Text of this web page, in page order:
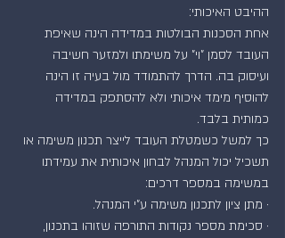
ההיבט האיכותי:
אחת הסכנות הבולטות במדידה הינה שאיפת
העובד לסמן "וי" על משימתו ולמזער חשיבה
ועיסוק בה. הדרך להתמודד מול בעיה זו הינה
להוסיף מימד איכותי ולא להסתפק במדידה
כמותית בלבד.
כך למשל כשמטלת העובד לייצר תכנון משימה או
תשכיל יכול המנהל לבחון איכותית את עמידתו
במשימה במספר דרכים:
· מתן ציון לתכנון משימה ע"י המנהל.
· סכימת מספר נקודות התורפה שזוהו בתכנון,